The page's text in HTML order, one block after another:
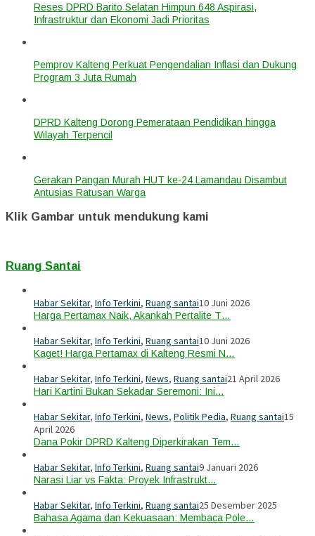
Reses DPRD Barito Selatan Himpun 648 Aspirasi,
Infrastruktur dan Ekonomi Jadi Prioritas
Pemprov Kalteng Perkuat Pengendalian Inflasi dan Dukung
Program 3 Juta Rumah
DPRD Kalteng Dorong Pemerataan Pendidikan hingga
Wilayah Terpencil
Gerakan Pangan Murah HUT ke-24 Lamandau Disambut
Antusias Ratusan Warga
Klik Gambar untuk mendukung kami
Ruang Santai
Habar Sekitar, Info Terkini, Ruang santai10 Juni 2026
Harga Pertamax Naik, Akankah Pertalite T…
Habar Sekitar, Info Terkini, Ruang santai10 Juni 2026
Kaget! Harga Pertamax di Kalteng Resmi N…
Habar Sekitar, Info Terkini, News, Ruang santai21 April 2026
Hari Kartini Bukan Sekadar Seremoni: Ini…
Habar Sekitar, Info Terkini, News, Politik Pedia, Ruang santai15
April 2026
Dana Pokir DPRD Kalteng Diperkirakan Tem…
Habar Sekitar, Info Terkini, Ruang santai9 Januari 2026
Narasi Liar vs Fakta: Proyek Infrastrukt…
Habar Sekitar, Info Terkini, Ruang santai25 Desember 2025
Bahasa Agama dan Kekuasaan: Membaca Pole…